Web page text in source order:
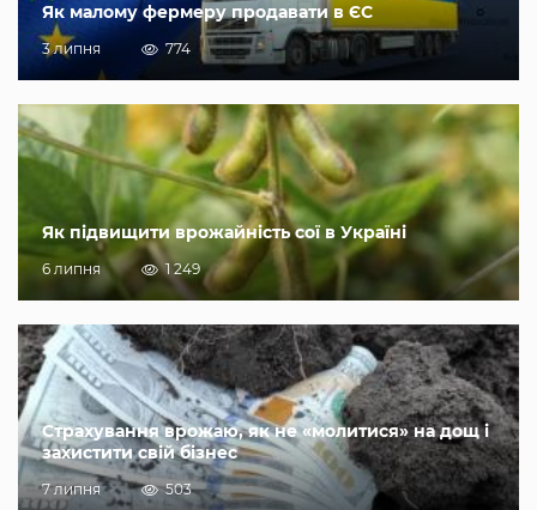
Як малому фермеру продавати в ЄС
3 липня 774
Як підвищити врожайність сої в Україні
6 липня 1 249
Страхування врожаю, як не «молитися» на дощ і
захистити свій бізнес
7 липня 503